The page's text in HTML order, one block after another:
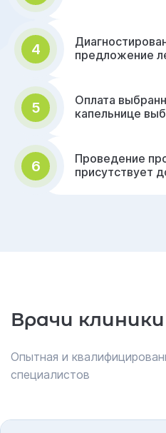
4
предложение
5
Оплата
капельнице
6
Проведение
присутствует
Врачи
Опытная и
специалистов